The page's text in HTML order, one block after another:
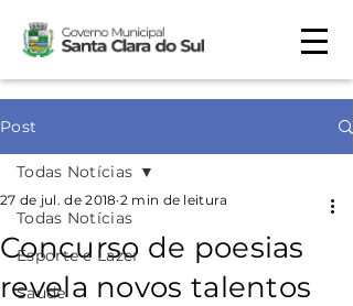
Post
Todas Notícias
Esporte e Lazer
Saúde
Todas Notícias
Concurso de poesias
revela novos talentos
27 de jul. de 2018 2 min de leitura